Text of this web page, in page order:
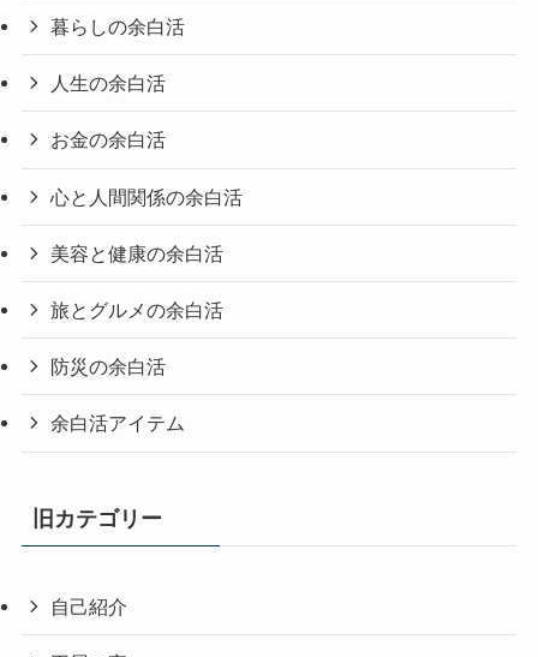
暮らしの余白活
人生の余白活
お金の余白活
心と人間関係の余白活
美容と健康の余白活
旅とグルメの余白活
防災の余白活
余白活アイテム
旧カテゴリー
自己紹介